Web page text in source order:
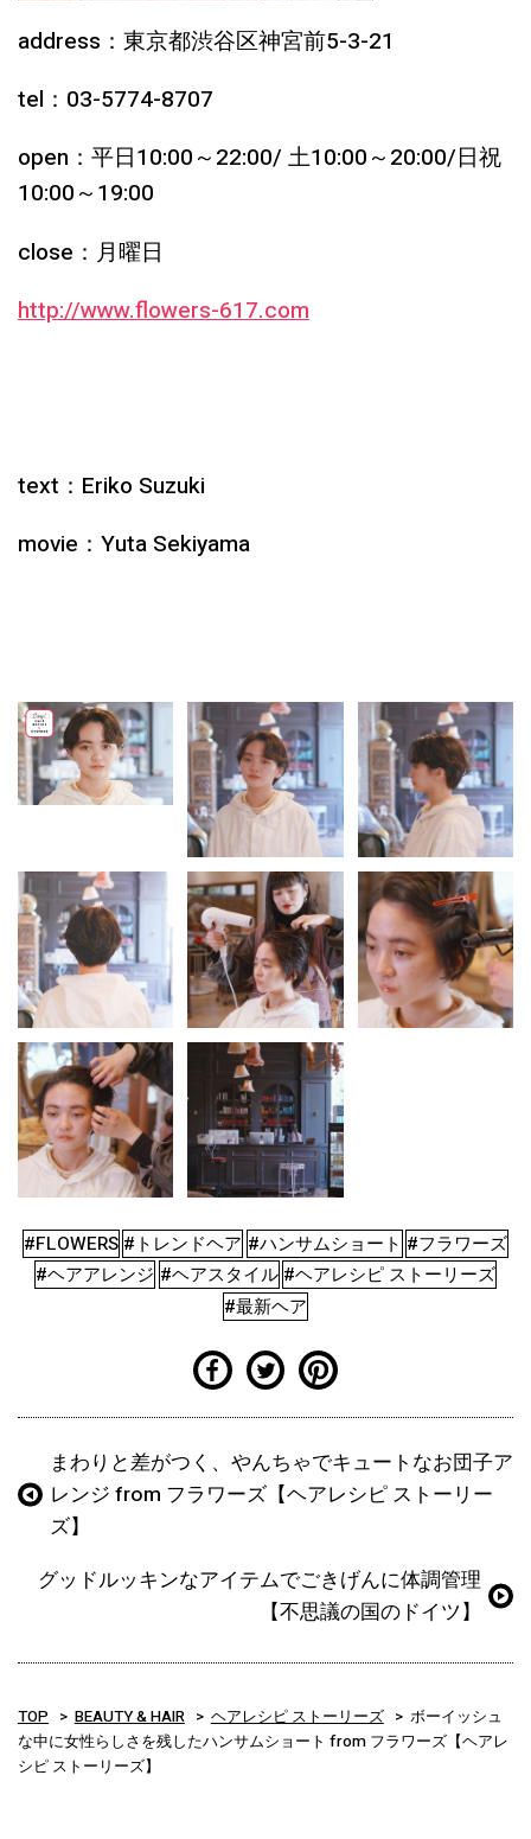
address：東京都渋谷区神宮前5-3-21
tel：03-5774-8707
open：平日10:00～22:00/ 土10:00～20:00/日祝
10:00～19:00
close：月曜日
http://www.flowers-617.com
text：Eriko Suzuki
movie：Yuta Sekiyama
#FLOWERS #トレンドヘア #ハンサムショート #フラワーズ
#ヘアアレンジ #ヘアスタイル #ヘアレシピ ストーリーズ
#最新ヘア
まわりと差がつく、やんちゃでキュートなお団子ア
レンジ from フラワーズ【ヘアレシピ ストーリー
ズ】
グッドルッキンなアイテムでごきげんに体調管理
【不思議の国のドイツ】
TOP BEAUTY & HAIR ヘアレシピ ストーリーズ
ボーイッシュ
な中に女性らしさを残したハンサムショート from フラワーズ【ヘアレ
シピ ストーリーズ】